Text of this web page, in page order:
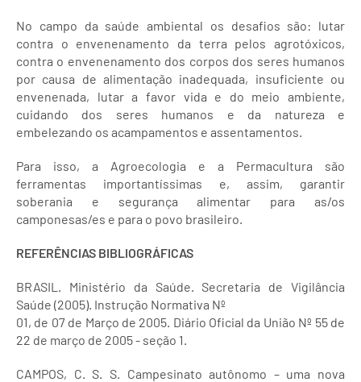
No campo da saúde ambiental os desafios são: lutar
contra o envenenamento da terra pelos agrotóxicos,
contra o envenenamento dos corpos dos seres humanos
por causa de alimentação inadequada, insuficiente ou
envenenada, lutar a favor vida e do meio ambiente,
cuidando dos seres humanos e da natureza e
embelezando os acampamentos e assentamentos.
Para isso, a Agroecologia e a Permacultura são
ferramentas importantíssimas e, assim, garantir
soberania e segurança alimentar para as/os
camponesas/es e para o povo brasileiro.
REFERÊNCIAS BIBLIOGRÁFICAS
BRASIL. Ministério da Saúde. Secretaria de Vigilância
Saúde (2005). Instrução Normativa Nº
01, de 07 de Março de 2005. Diário Oficial da União Nº 55 de
22 de março de 2005 - seção 1.
CAMPOS, C. S. S. Campesinato autônomo – uma nova